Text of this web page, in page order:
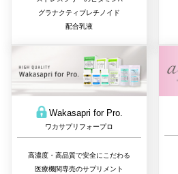
グラナクティブレチノイド
配合乳液
Wakasapri for Pro.
ワカサプリフォープロ
高濃度・高品質で安全にこだわる
医療機関専売のサプリメント